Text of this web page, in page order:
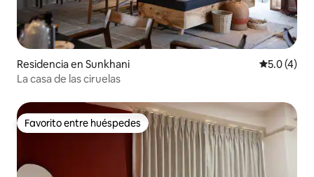
Residencia en Sunkhani
5.0 (4)
La casa de las ciruelas
Favorito entre huéspedes
Favorito entre huéspedes